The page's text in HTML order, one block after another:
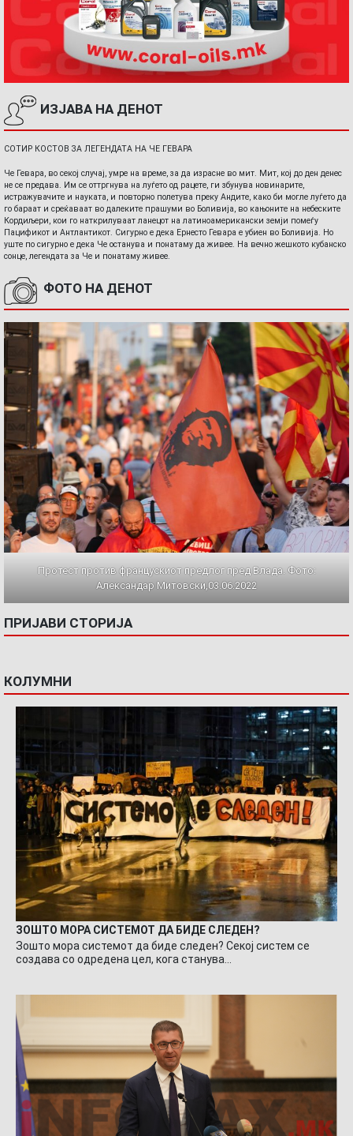
ИЗЈАВА НА ДЕНОТ
СОТИР КОСТОВ ЗА ЛЕГЕНДАТА НА ЧЕ ГЕВАРА
Че Гевара, во секој случај, умре на време, за да израсне во мит. Мит, кој до ден денес
не се предава. Им се оттргнува на луѓето од рацете, ги збунува новинарите,
истражувачите и науката, и повторно полетува преку Андите, како би могле луѓето да
го бараат и среќаваат во далеките прашуми во Боливија, во кањоните на небеските
Кордиљери, кои го наткрилуваат ланецот на латиноамерикански земји помеѓу
Пацификот и Антлантикот. Сигурно е дека Ернесто Гевара е убиен во Боливија. Но
уште по сигурно е дека Че останува и понатаму да живее. На вечно жешкото кубанско
сонце, легендата за Че и понатаму живее.
ФОТО НА ДЕНОТ
Протест против францускиот предлог пред Влада. Фото:
Александар Митовски,03.06.2022
ПРИЈАВИ СТОРИЈА
КОЛУМНИ
ЗОШТО МОРА СИСТЕМОТ ДА БИДЕ СЛЕДЕН?
Зошто мора системот да биде следен? Секој систем се
создава со одредена цел, кога станува…